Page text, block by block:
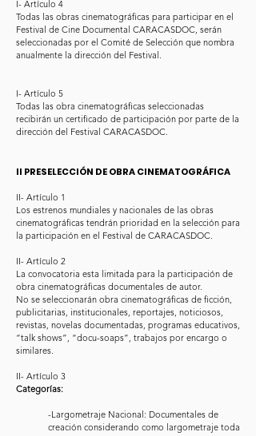
I- Artículo 4
Todas las obras cinematográficas para participar en el
Festival de Cine Documental CARACASDOC, serán
seleccionadas por el Comité de Selección que nombra
anualmente la dirección del Festival.
I- Artículo 5
Todas las obra cinematográficas seleccionadas
recibirán un certificado de participación por parte de la
dirección del Festival CARACASDOC.
II PRESELECCIÓN DE OBRA CINEMATOGRÁFICA
II- Artículo 1
Los estrenos mundiales y nacionales de las obras
cinematográficas tendrán prioridad en la selección para
la participación en el Festival de CARACASDOC.
II- Artículo 2
La convocatoria esta limitada para la participación de
obra cinematográficas documentales de autor.
No se seleccionarán obra cinematográficas de ficción,
publicitarias, institucionales, reportajes, noticiosos,
revistas, novelas documentadas, programas educativos,
“talk shows”, “docu-soaps”, trabajos por encargo o
similares.
II- Artículo 3
Categorías:
-Largometraje Nacional: Documentales de
creación considerando como largometraje toda